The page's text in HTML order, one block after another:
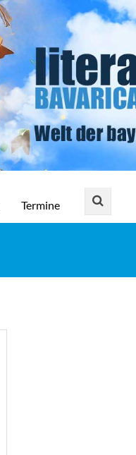
Termine